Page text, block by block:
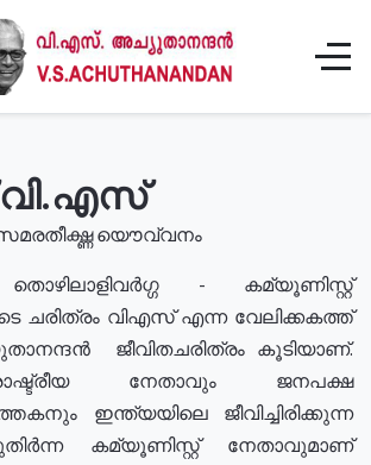
യൌവ്വനം
തൊഴിലാളിവർഗ്ഗ - കമ്യൂണിസ്റ്റ്
ചരിത്രം വിഎസ് എന്ന വേലിക്കകത്ത്
ജീവിതചരിത്രം കൂടിയാണ്.
നേതാവും ജനപക്ഷ
ഇന്ത്യയിലെ ജീവിച്ചിരിക്കുന്ന
കമ്യൂണിസ്റ്റ് നേതാവുമാണ്